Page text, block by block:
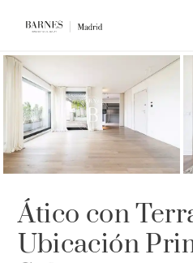
Ático con
Ubicación